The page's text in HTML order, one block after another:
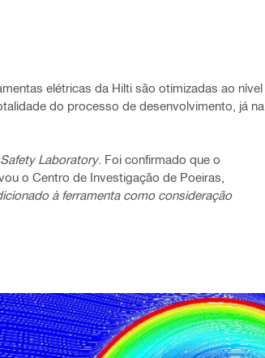
elétricas da Hilti são otimizadas ao nível
do processo de desenvolvimento, já na
Laboratory. Foi confirmado que o
o Centro de Investigação de Poeiras,
à ferramenta como consideração